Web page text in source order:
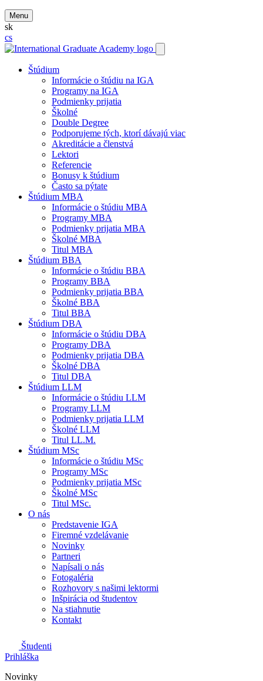
Menu
sk
cs
Štúdium
Informácie o štúdiu na IGA
Programy na IGA
Podmienky prijatia
Školné
Double Degree
Podporujeme tých, ktorí dávajú viac
Akreditácie a členstvá
Lektori
Referencie
Bonusy k štúdium
Často sa pýtate
Štúdium MBA
Informácie o štúdiu MBA
Programy MBA
Podmienky prijatia MBA
Školné MBA
Titul MBA
Štúdium BBA
Informácie o štúdiu BBA
Programy BBA
Podmienky prijatia BBA
Školné BBA
Titul BBA
Štúdium DBA
Informácie o štúdiu DBA
Programy DBA
Podmienky prijatia DBA
Školné DBA
Titul DBA
Štúdium LLM
Informácie o štúdiu LLM
Programy LLM
Podmienky prijatia LLM
Školné LLM
Titul LL.M.
Štúdium MSc
Informácie o štúdiu MSc
Programy MSc
Podmienky prijatia MSc
Školné MSc
Titul MSc.
O nás
Predstavenie IGA
Firemné vzdelávanie
Novinky
Partneri
Napísali o nás
Fotogaléria
Rozhovory s našimi lektormi
Inšpirácia od študentov
Na stiahnutie
Kontakt
Študenti
Prihláška
Novinky